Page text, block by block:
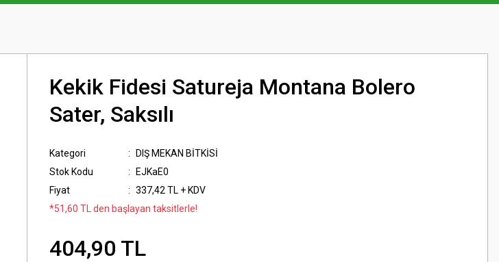
Kekik Fidesi Satureja Montana Bolero
Sater, Saksılı
Kategori
DIŞ MEKAN BİTKİSİ
Stok Kodu
EJKaE0
Fiyat
337,42 TL + KDV
*51,60 TL den başlayan taksitlerle!
404,90 TL